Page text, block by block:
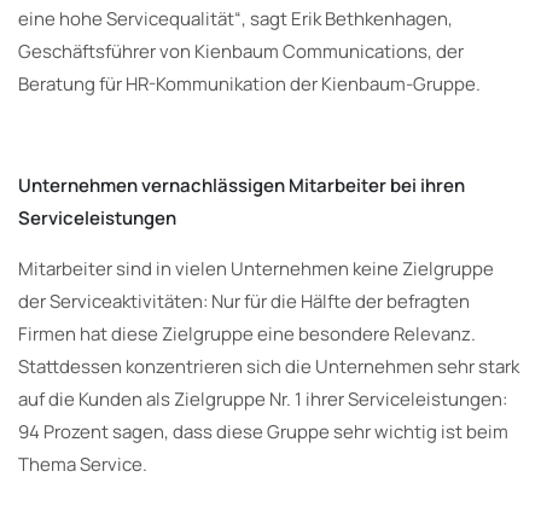
eine hohe Servicequalität“, sagt Erik Bethkenhagen,
Geschäftsführer von Kienbaum Communications, der
Beratung für HR-Kommunikation der Kienbaum-Gruppe.
Unternehmen vernachlässigen Mitarbeiter bei ihren
Serviceleistungen
Mitarbeiter sind in vielen Unternehmen keine Zielgruppe
der Serviceaktivitäten: Nur für die Hälfte der befragten
Firmen hat diese Zielgruppe eine besondere Relevanz.
Stattdessen konzentrieren sich die Unternehmen sehr stark
auf die Kunden als Zielgruppe Nr. 1 ihrer Serviceleistungen:
94 Prozent sagen, dass diese Gruppe sehr wichtig ist beim
Thema Service.